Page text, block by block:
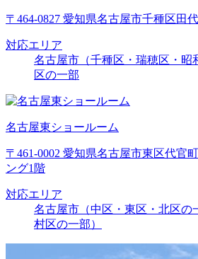
〒464-0827 愛知県名古屋市千種区田
対応エリア
名古屋市（千種区・瑞穂区・昭
区の一部
名古屋東ショールーム
〒461-0002 愛知県名古屋市東区代官
ング1階
対応エリア
名古屋市（中区・東区・北区の
村区の一部）